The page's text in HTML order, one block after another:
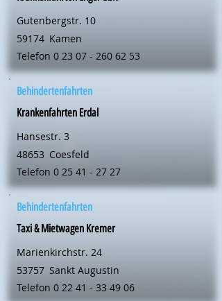
Gutenbergstr. 10
59174 Kamen
Telefon 0 23 07 - 260 62 53
Behindertenfahrten
Krankenfahrten Erdal
Hansestr. 3
48653 Coesfeld
Telefon 0 25 41 - 27 27
Behindertenfahrten
Taxi & Mietwagen Kremer
Marienkirchstr. 24
53757 Sankt Augustin
Telefon 0 22 41 - 33 49 06